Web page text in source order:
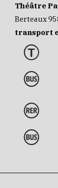
Théâtre
Berteaux
transport